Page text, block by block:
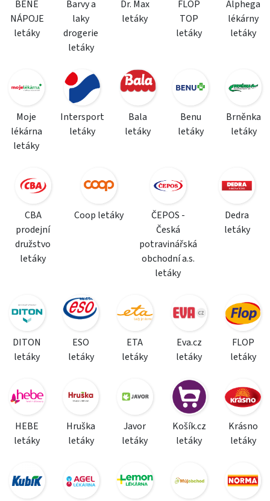
BENE
NÁPOJE
letáky
Barvy a
laky
drogerie
letáky
Dr. Max
letáky
FLOP
TOP
letáky
Alphega
lékárny
letáky
Moje
lékárna
letáky
Intersport
letáky
Bala
letáky
Benu
letáky
Brněnka
letáky
CBA
prodejní
družstvo
letáky
Coop letáky
ČEPOS -
Česká
potravinářská
obchodní a.s.
letáky
Dedra
letáky
DITON
letáky
ESO
letáky
ETA
letáky
Eva.cz
letáky
FLOP
letáky
HEBE
letáky
Hruška
letáky
Javor
letáky
Košík.cz
letáky
Krásno
letáky